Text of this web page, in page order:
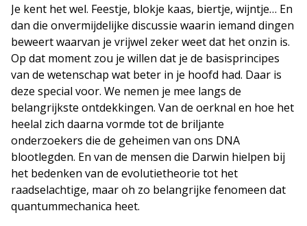
Je kent het wel. Feestje, blokje kaas, biertje, wijntje… En
dan die onvermijdelijke discussie waarin iemand dingen
beweert waarvan je vrijwel zeker weet dat het onzin is.
Op dat moment zou je willen dat je de basisprincipes
van de wetenschap wat beter in je hoofd had. Daar is
deze special voor. We nemen je mee langs de
belangrijkste ontdekkingen. Van de oerknal en hoe het
heelal zich daarna vormde tot de briljante
onderzoekers die de geheimen van ons DNA
blootlegden. En van de mensen die Darwin hielpen bij
het bedenken van de evolutietheorie tot het
raadselachtige, maar oh zo belangrijke fenomeen dat
quantummechanica heet.